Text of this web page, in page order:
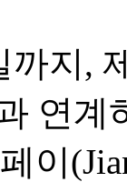
까지,
연계
이